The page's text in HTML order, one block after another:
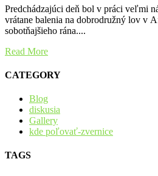
Predchádzajúci deň bol v práci veľmi
vrátane balenia na dobrodružný lov v
sobotňajšieho rána....
Read More
CATEGORY
Blog
diskusia
Gallery
kde poľovať-zvernice
TAGS